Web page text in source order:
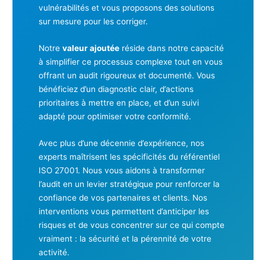
vulnérabilités et vous proposons des solutions
sur mesure pour les corriger.
Notre valeur ajoutéeréside dans notre capacité
à simplifier ce processus complexe tout en vous
offrant un audit rigoureux et documenté. Vous
bénéficiez d’un diagnostic clair, d’actions
prioritaires à mettre en place, et d’un suivi
adapté pour optimiser votre conformité.
Avec plus d’une décennie d’expérience, nos
experts maîtrisent les spécificités du référentiel
ISO 27001. Nous vous aidons à transformer
l’audit en un levier stratégique pour renforcer la
confiance de vos partenaires et clients. Nos
interventions vous permettent d’anticiper les
risques et de vous concentrer sur ce qui compte
vraiment : la sécurité et la pérennité de votre
activité.